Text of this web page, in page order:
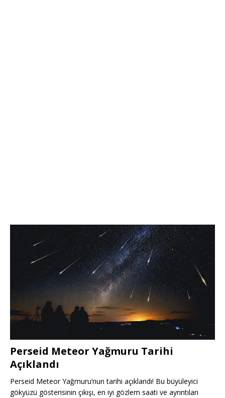
Perseid Meteor Yağmuru Tarihi
Açıklandı
Perseid Meteor Yağmuru’nun tarihi açıklandı! Bu büyüleyici
gökyüzü gösterisinin çıkışı, en iyi gözlem saati ve ayrıntıları